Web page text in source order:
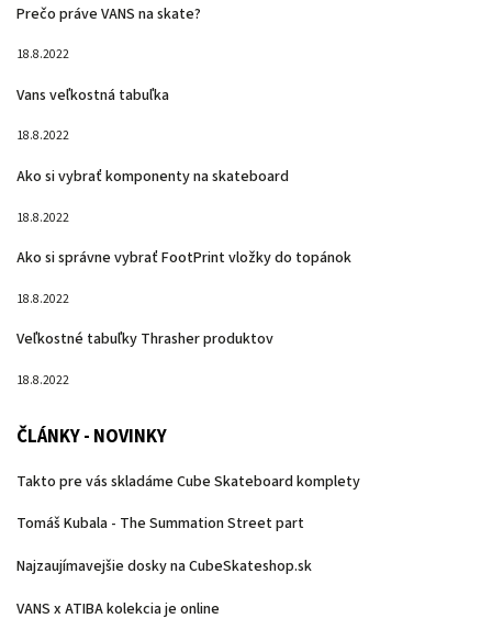
Prečo práve VANS na skate?
18.8.2022
Vans veľkostná tabuľka
18.8.2022
Ako si vybrať komponenty na skateboard
18.8.2022
Ako si správne vybrať FootPrint vložky do topánok
18.8.2022
Veľkostné tabuľky Thrasher produktov
18.8.2022
ČLÁNKY - NOVINKY
Takto pre vás skladáme Cube Skateboard komplety
Tomáš Kubala - The Summation Street part
Najzaujímavejšie dosky na CubeSkateshop.sk
VANS x ATIBA kolekcia je online